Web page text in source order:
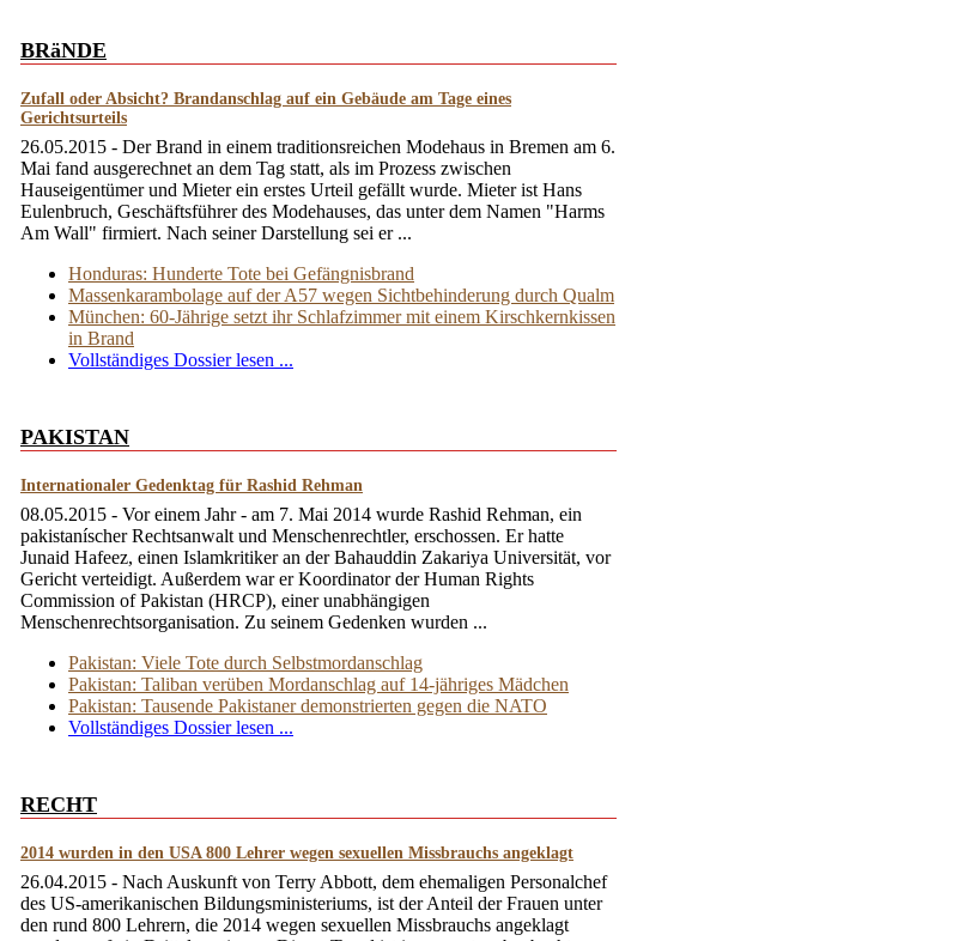
BRäNDE
Zufall oder Absicht? Brandanschlag auf ein Gebäude am Tage eines
Gerichtsurteils
26.05.2015 - Der Brand in einem traditionsreichen Modehaus in Bremen am 6.
Mai fand ausgerechnet an dem Tag statt, als im Prozess zwischen
Hauseigentümer und Mieter ein erstes Urteil gefällt wurde. Mieter ist Hans
Eulenbruch, Geschäftsführer des Modehauses, das unter dem Namen "Harms
Am Wall" firmiert. Nach seiner Darstellung sei er ...
Honduras: Hunderte Tote bei Gefängnisbrand
Massenkarambolage auf der A57 wegen Sichtbehinderung durch Qualm
München: 60-Jährige setzt ihr Schlafzimmer mit einem Kirschkernkissen
in Brand
Vollständiges Dossier lesen ...
PAKISTAN
Internationaler Gedenktag für Rashid Rehman
08.05.2015 - Vor einem Jahr - am 7. Mai 2014 wurde Rashid Rehman, ein
pakistaníscher Rechtsanwalt und Menschenrechtler, erschossen. Er hatte
Junaid Hafeez, einen Islamkritiker an der Bahauddin Zakariya Universität, vor
Gericht verteidigt. Außerdem war er Koordinator der Human Rights
Commission of Pakistan (HRCP), einer unabhängigen
Menschenrechtsorganisation. Zu seinem Gedenken wurden ...
Pakistan: Viele Tote durch Selbstmordanschlag
Pakistan: Taliban verüben Mordanschlag auf 14-jähriges Mädchen
Pakistan: Tausende Pakistaner demonstrierten gegen die NATO
Vollständiges Dossier lesen ...
RECHT
2014 wurden in den USA 800 Lehrer wegen sexuellen Missbrauchs angeklagt
26.04.2015 - Nach Auskunft von Terry Abbott, dem ehemaligen Personalchef
des US-amerikanischen Bildungsministeriums, ist der Anteil der Frauen unter
den rund 800 Lehrern, die 2014 wegen sexuellen Missbrauchs angeklagt